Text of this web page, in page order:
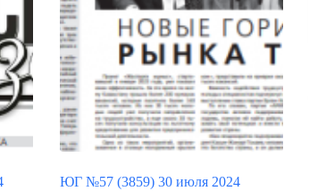
ЮГ №57 (3859) 30 июля 2024